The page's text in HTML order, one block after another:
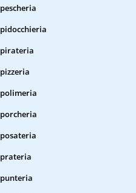
pescheria
pidocchieria
pirateria
pizzeria
polimeria
porcheria
posateria
prateria
punteria